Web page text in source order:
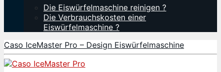
Die Eiswürfelmaschine reinigen ?
Die Verbrauchskosten einer
Eiswürfelmaschine ?
Caso IceMaster Pro – Design Eiswürfelmaschine